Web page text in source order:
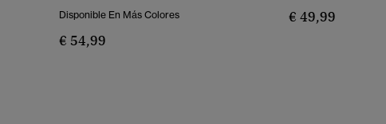
Disponible En Más Colores
€ 54,99
€ 49,99